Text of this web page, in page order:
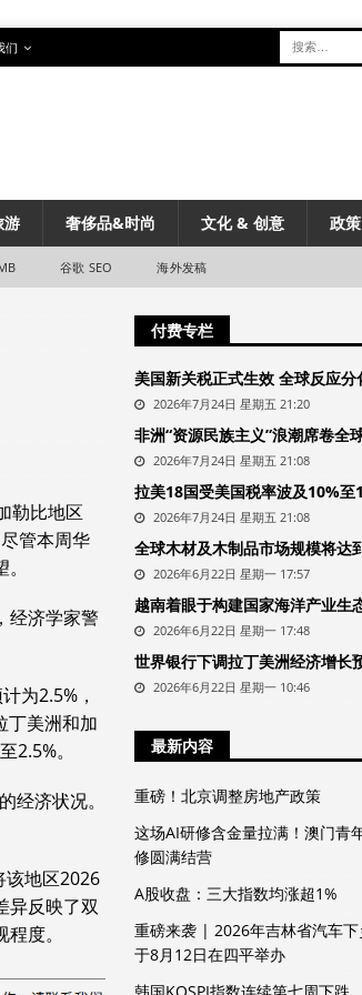
们
游 奢侈品&时尚 文化 & 创意 政策
谷歌 SEO 海外发稿
勒比地区
管本周华
经济学家警
为2.5%，
丁美洲和加
。
经济状况。
该地区2026
异反映了双
度。
付费专栏
美国新关税正式生效 全球反应分
2026年7月24日 星期五 21:20
非洲“资源民族主义”浪潮席卷全
2026年7月24日 星期五 21:08
拉美18国受美国税率波及10%至
2026年7月24日 星期五 21:08
全球木材及木制品市场规模将达
2026年6月22日 星期一 17:57
越南着眼于构建国家海洋产业生
2026年6月22日 星期一 17:48
世界银行下调拉丁美洲经济增长
2026年6月22日 星期一 10:46
最新内容
重磅！北京调整房地产政策
这场AI研修含金量拉满！澳门青
修圆满结营
A股收盘：三大指数均涨超1%
重磅来袭 | 2026年吉林省汽车
于8月12日在四平举办